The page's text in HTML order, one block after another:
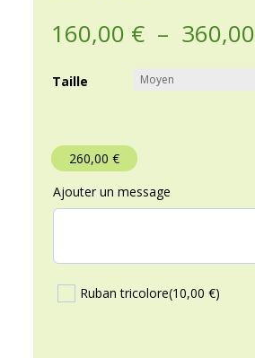
160,00 € – 360,00
Taille
260,00 €
Ajouter un message
Ruban tricolore(10,00 €)